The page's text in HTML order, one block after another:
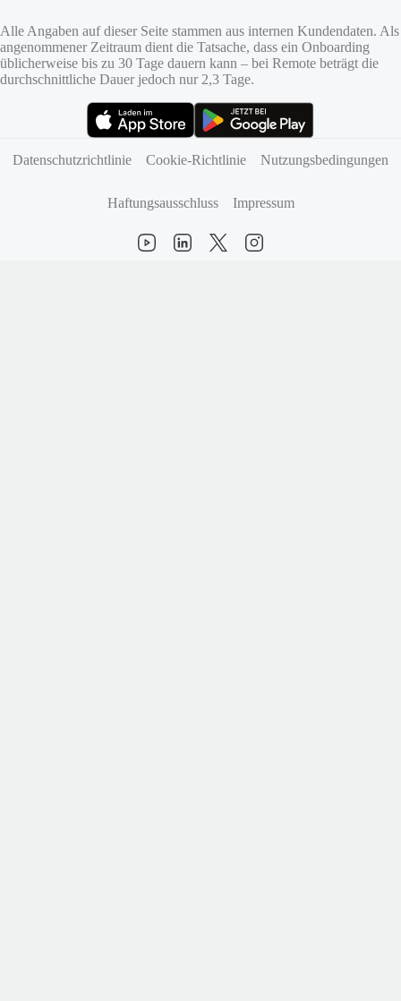
Alle Angaben auf dieser Seite stammen aus internen Kundendaten. Als
angenommener Zeitraum dient die Tatsache, dass ein Onboarding
üblicherweise bis zu 30 Tage dauern kann – bei Remote beträgt die
durchschnittliche Dauer jedoch nur 2,3 Tage.
Datenschutzrichtlinie
Cookie‑Richtlinie Nutzungsbedingungen
Haftungsausschluss Impressum